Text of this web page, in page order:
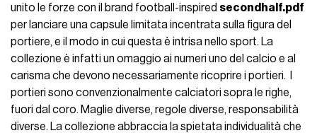
unito le forze con il brand football-inspired secondhalf.pdf
per lanciare una capsule limitata incentrata sulla figura del
portiere, e il modo in cui questa è intrisa nello sport. La
collezione è infatti un omaggio ai numeri uno del calcio e al
carisma che devono necessariamente ricoprire i portieri. I
portieri sono convenzionalmente calciatori sopra le righe,
fuori dal coro. Maglie diverse, regole diverse, responsabilità
diverse. La collezione abbraccia la spietata individualità che